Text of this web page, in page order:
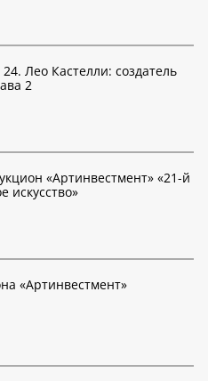
Лео Кастелли: создатель
2
«Артинвестмент» «21-й
искусство»
«Артинвестмент»